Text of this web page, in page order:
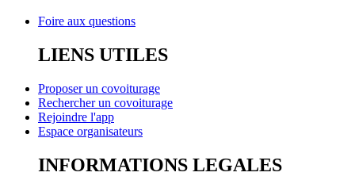
Foire aux questions
LIENS UTILES
Proposer un covoiturage
Rechercher un covoiturage
Rejoindre l'app
Espace organisateurs
INFORMATIONS LEGALES